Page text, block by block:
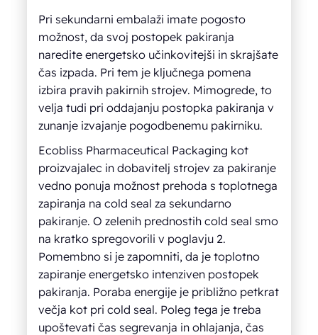
Pri sekundarni embalaži imate pogosto
možnost, da svoj postopek pakiranja
naredite energetsko učinkovitejši in skrajšate
čas izpada. Pri tem je ključnega pomena
izbira pravih pakirnih strojev. Mimogrede, to
velja tudi pri oddajanju postopka pakiranja v
zunanje izvajanje pogodbenemu pakirniku.
Ecobliss Pharmaceutical Packaging kot
proizvajalec in dobavitelj strojev za pakiranje
vedno ponuja možnost prehoda s toplotnega
zapiranja na cold seal za sekundarno
pakiranje. O zelenih prednostih cold seal smo
na kratko spregovorili v poglavju 2.
Pomembno si je zapomniti, da je toplotno
zapiranje energetsko intenziven postopek
pakiranja. Poraba energije je približno petkrat
večja kot pri cold seal. Poleg tega je treba
upoštevati čas segrevanja in ohlajanja, čas